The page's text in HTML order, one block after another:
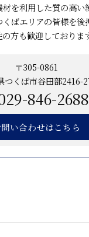
を利用した質の高い
ばエリアの皆様を後
方も歓迎しておりま
〒305-0861
つくば市谷田部2416-
846-2688
い合わせはこちら